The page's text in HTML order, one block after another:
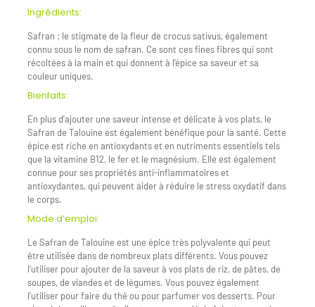
Ingrédients:
Safran : le stigmate de la fleur de crocus sativus, également
connu sous le nom de safran. Ce sont ces fines fibres qui sont
récoltées à la main et qui donnent à l’épice sa saveur et sa
couleur uniques.
Bienfaits:
En plus d’ajouter une saveur intense et délicate à vos plats, le
Safran de Talouine est également bénéfique pour la santé. Cette
épice est riche en antioxydants et en nutriments essentiels tels
que la vitamine B12, le fer et le magnésium. Elle est également
connue pour ses propriétés anti-inflammatoires et
antioxydantes, qui peuvent aider à réduire le stress oxydatif dans
le corps.
Mode d’emploi:
Le Safran de Talouine est une épice très polyvalente qui peut
être utilisée dans de nombreux plats différents. Vous pouvez
l’utiliser pour ajouter de la saveur à vos plats de riz, de pâtes, de
soupes, de viandes et de légumes. Vous pouvez également
l’utiliser pour faire du thé ou pour parfumer vos desserts. Pour